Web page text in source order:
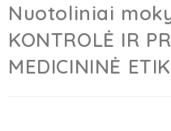
Nuotoliniai
KONTROLĖ IR
MEDICININĖ